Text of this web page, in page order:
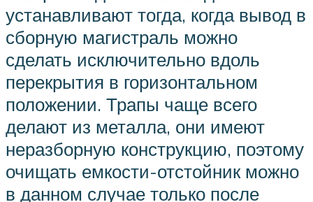
устанавливают тогда, когда вывод в
сборную магистраль можно
сделать исключительно вдоль
перекрытия в горизонтальном
положении. Трапы чаще всего
делают из металла, они имеют
неразборную конструкцию, поэтому
очищать емкости-отстойник можно
в данном случае только после